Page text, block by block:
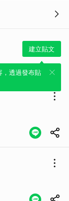
建立貼文
，透過發布貼